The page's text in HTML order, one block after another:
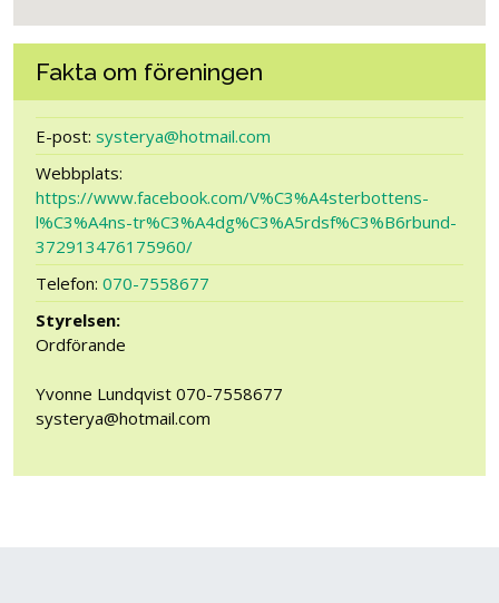
Fakta om föreningen
E-post: systerya@hotmail.com
Webbplats:
https://www.facebook.com/V%C3%A4sterbottens-
l%C3%A4ns-tr%C3%A4dg%C3%A5rdsf%C3%B6rbund-
372913476175960/
Telefon: 070-7558677
Styrelsen:
Ordförande
Yvonne Lundqvist 070-7558677
systerya@hotmail.com